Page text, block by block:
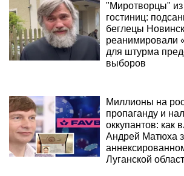
"Миротворцы" из
гостиниц:
беглецы
реанимировали
для штурма
выборов
Миллионы на
пропаганду и
оккупантов: как
Андрей Матюха
Луганской